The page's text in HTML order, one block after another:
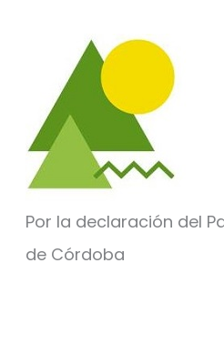
Por la declaración del
de Córdoba